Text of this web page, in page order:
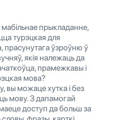
прыкладанне,
турэцкая для
прасунутага ўзроўню ў
якія належаць да
прамежкавы і
мова?
вы можаце хутка і без
мову. З дапамогай
доступ да больш за